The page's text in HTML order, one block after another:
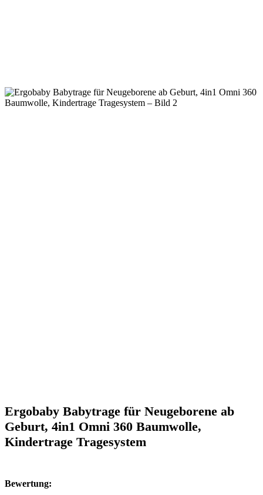
Ergobaby Babytrage für Neugeborene ab
Geburt, 4in1 Omni 360 Baumwolle,
Kindertrage Tragesystem
Bewertung: